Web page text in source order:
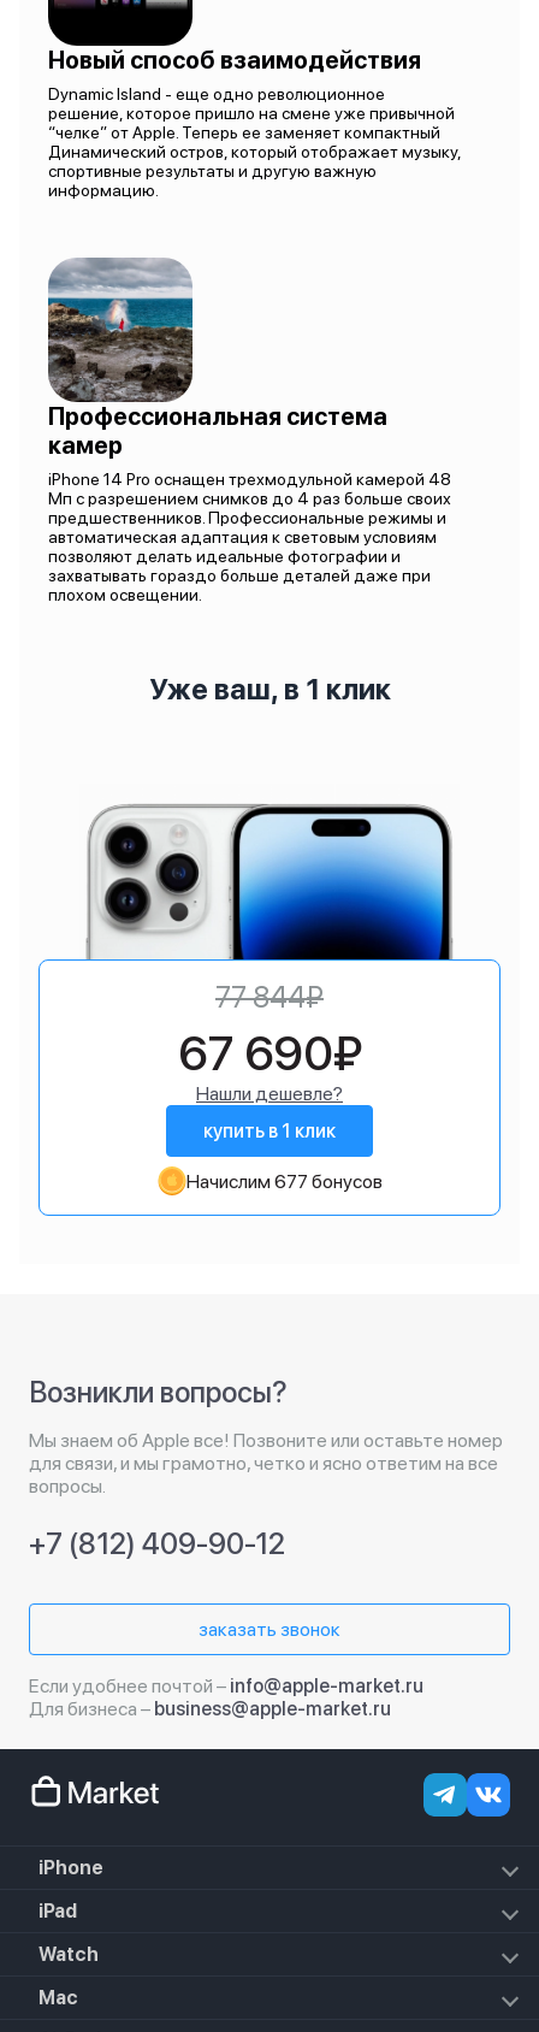
Новый способ взаимодействия
Dynamic Island - еще одно революционное
решение, которое пришло на смене уже привычной
“челке” от Apple. Теперь ее заменяет компактный
Динамический остров, который отображает музыку,
спортивные результаты и другую важную
информацию.
Профессиональная система
камер
iPhone 14 Pro оснащен трехмодульной камерой 48
Мп с разрешением снимков до 4 раз больше своих
предшественников. Профессиональные режимы и
автоматическая адаптация к световым условиям
позволяют делать идеальные фотографии и
захватывать гораздо больше деталей даже при
плохом освещении.
Уже ваш, в 1 клик
77 844₽
67 690₽
Нашли дешевле?
купить в 1 клик
Начислим 677 бонусов
Возникли вопросы?
Мы знаем об Apple все! Позвоните или оставьте номер
для связи, и мы грамотно, четко и ясно ответим на все
вопросы.
+7 (812) 409-90-12
заказать звонок
Если удобнее почтой – info@apple-market.ru
Для бизнеса – business@apple-market.ru
iPhone
iPhone 17e
iPhone 17 Pro
iPhone 17
iPad
iPad Air (2022)
iPad 10.2 (2021)
Watch
Apple Watch SE 3 2025
Mac